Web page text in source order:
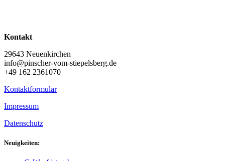
Kontakt
29643 Neuenkirchen
info@pinscher-vom-stiepelsberg.de
+49 162 2361070
Kontaktformular
Impressum
Datenschutz
Neuigkeiten: